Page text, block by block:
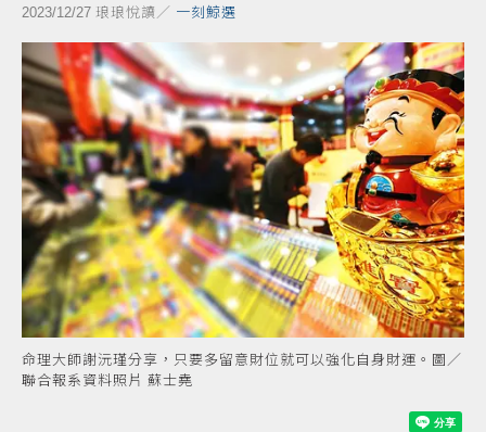
2023/12/27 琅琅悅讀／ 一刻鯨選
命理大師謝沅瑾分享，只要多留意財位就可以強化自身財運。圖／
聯合報系資料照片 蘇士堯